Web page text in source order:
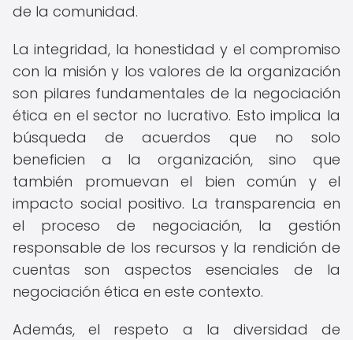
de la comunidad.
La integridad, la honestidad y el compromiso
con la misión y los valores de la organización
son pilares fundamentales de la negociación
ética en el sector no lucrativo. Esto implica la
búsqueda de acuerdos que no solo
beneficien a la organización, sino que
también promuevan el bien común y el
impacto social positivo. La transparencia en
el proceso de negociación, la gestión
responsable de los recursos y la rendición de
cuentas son aspectos esenciales de la
negociación ética en este contexto.
Además, el respeto a la diversidad de